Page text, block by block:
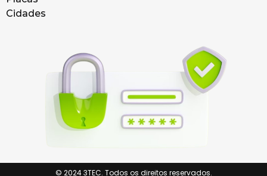
Cidades
© 2024 3TEC. Todos os direitos reservados.